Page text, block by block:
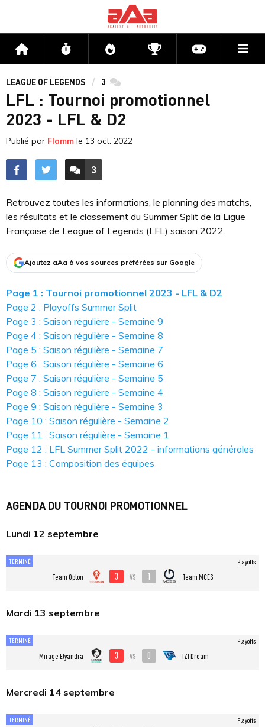
Accueil Flux Directs CompétitionsActu jeux
LEAGUE OF LEGENDS 3 commentaires
LFL : Tournoi promotionnel
2023 - LFL & D2
Publié par Flamm le 13 oct. 2022
ACCÉDER AUX
3
COMMENTAIRES
Retrouvez toutes les informations, le planning des matchs,
les résultats et le classement du Summer Split de la Ligue
Française de League of Legends (LFL) saison 2022.
Ajoutez aAa à vos sources préférées sur Google
Page 1 : Tournoi promotionnel 2023 - LFL & D2
Page 2 : Playoffs Summer Split
Page 3 : Saison régulière - Semaine 9
Page 4 : Saison régulière - Semaine 8
Page 5 : Saison régulière - Semaine 7
Page 6 : Saison régulière - Semaine 6
Page 7 : Saison régulière - Semaine 5
Page 8 : Saison régulière - Semaine 4
Page 9 : Saison régulière - Semaine 3
Page 10 : Saison régulière - Semaine 2
Page 11 : Saison régulière - Semaine 1
Page 12 : LFL Summer Split 2022 - informations générales
Page 13 : Composition des équipes
AGENDA DU TOURNOI PROMOTIONNEL
Lundi 12 septembre
TERMINÉ
Team Oplon 3 vs 1 Team MCES
Playoffs
Mardi 13 septembre
TERMINÉ
Mirage Elyandra 3 vs 0 IZI Dream
Playoffs
Mercredi 14 septembre
TERMINÉ Playoffs